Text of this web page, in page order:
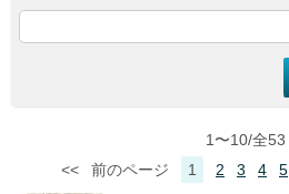
1〜10/全53
<<
前のページ 1 2 3 4 5